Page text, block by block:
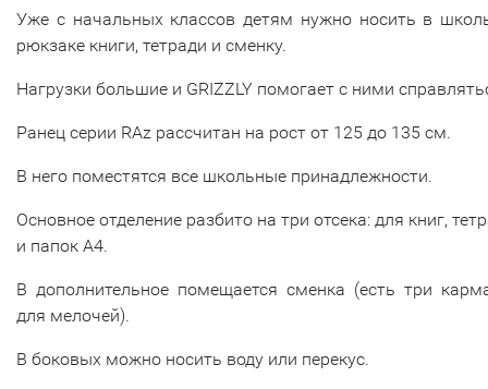
Уже с начальных классов детям нужно носить в
рюкзаке книги, тетради и сменку.
Нагрузки большие и GRIZZLY помогает с ними
Ранец серии RAz рассчитан на рост от 125 до 135 см.
В него поместятся все школьные принадлежности.
Основное отделение разбито на три отсека: для книг,
и папок А4.
В дополнительное помещается сменка (есть три
для мелочей).
В боковых можно носить воду или перекус.